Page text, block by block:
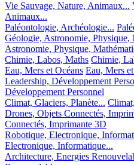
Vie Sauvage, Nature, Animaux...
Animaux...
Paléontologie, Archéologie...
Géologie, Astronomie, Physique,
Astronomie, Physique,
Chimie, Labos, Maths Chimie,
Eau, Mers et Océans Eau, Mers
Leadership, Développement
Développement Personnel
Climat, Glaciers, Planète...
Drones, Objets Connectés,
Connectés, Imprimante 3D
Robotique, Electronique,
Electronique, Informatique...
Architecture, Energies